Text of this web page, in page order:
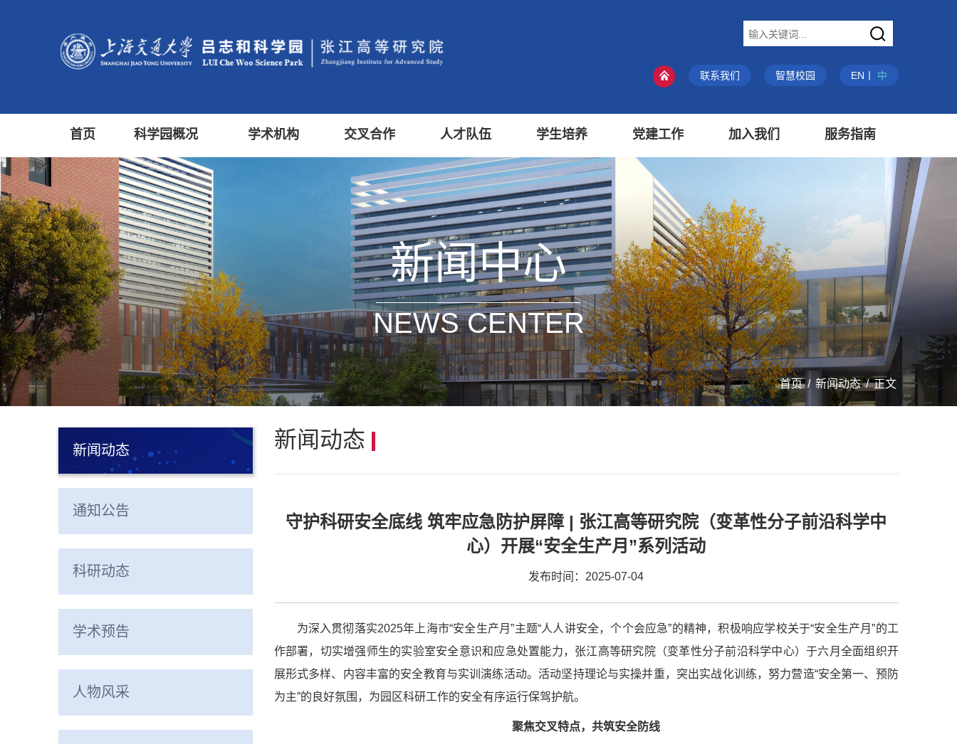
联系我们 智慧校园 EN 中
首页 科学园概况 学术机构 交叉合作 人才队伍 学生培养 党建工作 加入我们 服务指南
新闻中心
NEWS CENTER
首页/ 新闻动态/正文
新闻动态
通知公告
科研动态
学术预告
人物风采
新闻动态
守护科研安全底线 筑牢应急防护屏障 | 张江高等研究院（变革性分子前沿科学中
心）开展“安全生产月”系列活动
发布时间：2025-07-04
为深入贯彻落实2025年上海市“安全生产月”主题“人人讲安全，个个会应急”的精神，积极响应学校关于“安全生产月”的工
作部署，切实增强师生的实验室安全意识和应急处置能力，张江高等研究院（变革性分子前沿科学中心）于六月全面组织开
展形式多样、内容丰富的安全教育与实训演练活动。活动坚持理论与实操并重，突出实战化训练，努力营造“安全第一、预防
为主”的良好氛围，为园区科研工作的安全有序运行保驾护航。
聚焦交叉特点，共筑安全防线